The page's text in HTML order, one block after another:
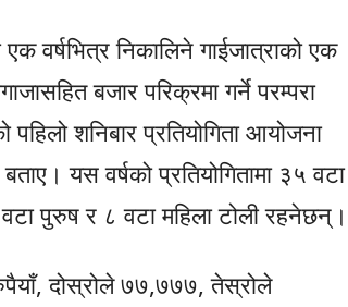
वर्षभित्र निकालिने गाईजात्राको एक
बजार परिक्रमा गर्ने परम्परा
शनिबार प्रतियोगिता आयोजना
यस वर्षको प्रतियोगितामा ३५ वटा
पुरुष र ८ वटा महिला टोली रहनेछन्।
दोस्रोले ७७,७७७, तेस्रोले